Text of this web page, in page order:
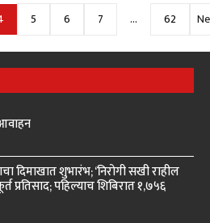
5 6 7 … 62
दिमाखात शुभारंभ; ‘निरोगी सखी राहील
प्रतिसाद; पहिल्याच शिबिरात १,७५६